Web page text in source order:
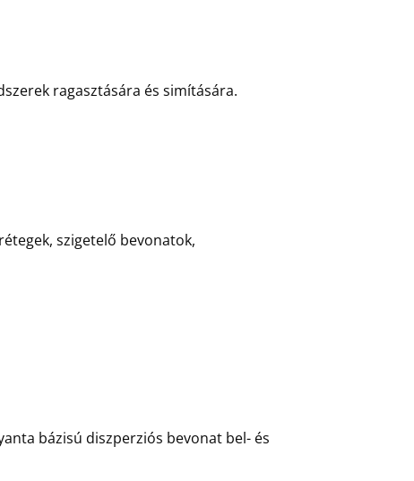
ragasztására és simítására.
szigetelő bevonatok,
bázisú diszperziós bevonat bel- és